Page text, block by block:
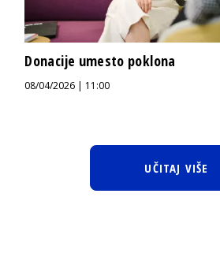
Donacije umesto poklona
08/04/2026 | 11:00
UČITAJ VIŠE